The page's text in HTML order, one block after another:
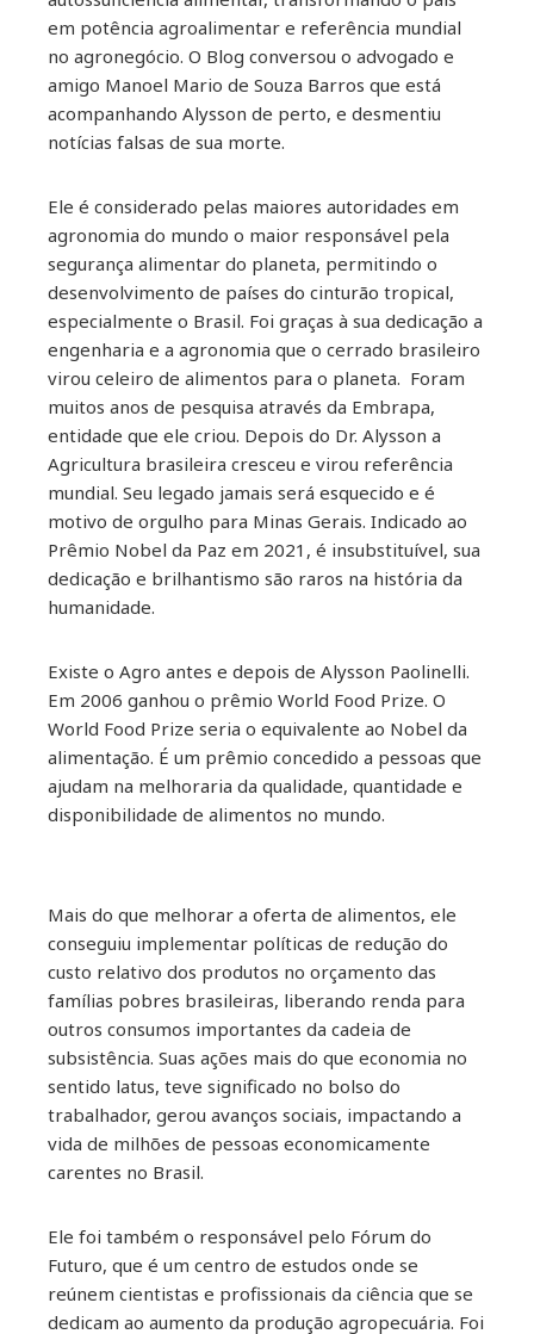
em potência agroalimentar e referência mundial
no agronegócio. O Blog conversou o advogado e
amigo Manoel Mario de Souza Barros que está
acompanhando Alysson de perto, e desmentiu
notícias falsas de sua morte.
Ele é considerado pelas maiores autoridades em
agronomia do mundo o maior responsável pela
segurança alimentar do planeta, permitindo o
desenvolvimento de países do cinturão tropical,
especialmente o Brasil. Foi graças à sua dedicação a
engenharia e a agronomia que o cerrado brasileiro
virou celeiro de alimentos para o planeta. Foram
muitos anos de pesquisa através da Embrapa,
entidade que ele criou. Depois do Dr. Alysson a
Agricultura brasileira cresceu e virou referência
mundial. Seu legado jamais será esquecido e é
motivo de orgulho para Minas Gerais. Indicado ao
Prêmio Nobel da Paz em 2021, é insubstituível, sua
dedicação e brilhantismo são raros na história da
humanidade.
Existe o Agro antes e depois de Alysson Paolinelli.
Em 2006 ganhou o prêmio World Food Prize. O
World Food Prize seria o equivalente ao Nobel da
alimentação. É um prêmio concedido a pessoas que
ajudam na melhoraria da qualidade, quantidade e
disponibilidade de alimentos no mundo.
Mais do que melhorar a oferta de alimentos, ele
conseguiu implementar políticas de redução do
custo relativo dos produtos no orçamento das
famílias pobres brasileiras, liberando renda para
outros consumos importantes da cadeia de
subsistência. Suas ações mais do que economia no
sentido latus, teve significado no bolso do
trabalhador, gerou avanços sociais, impactando a
vida de milhões de pessoas economicamente
carentes no Brasil.
Ele foi também o responsável pelo Fórum do
Futuro, que é um centro de estudos onde se
reúnem cientistas e profissionais da ciência que se
dedicam ao aumento da produção agropecuária. Foi